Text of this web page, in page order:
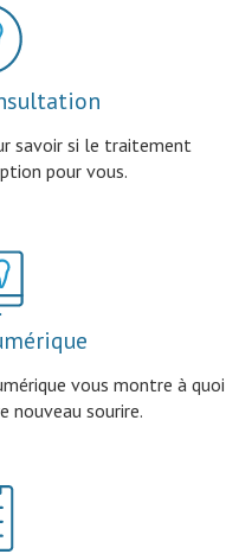
savoir si le traitement
pour vous.
vous montre à quoi
nouveau sourire.